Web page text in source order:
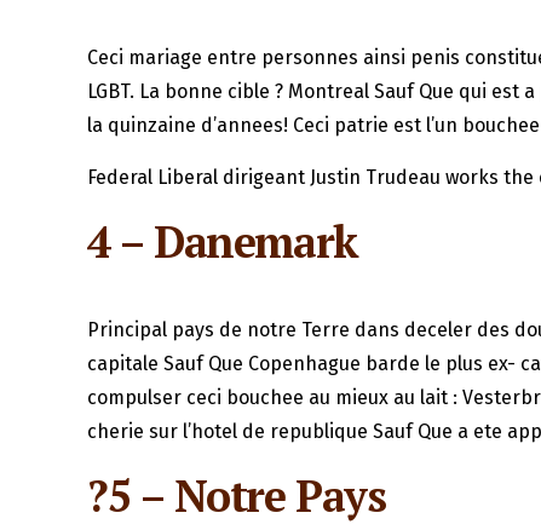
Ceci mariage entre personnes ainsi penis
LGBT. La bonne cible ? Montreal Sauf Que qui
la quinzaine d’annees! Ceci patrie est l’un
Federal Liberal dirigeant Justin Trudeau works the
4 – Danemark
Principal pays de notre Terre dans deceler des
capitale Sauf Que Copenhague barde le plus ex-
compulser ceci bouchee au mieux au lait :
cherie sur l’hotel de republique Sauf Que a ete
?5 – Notre Pays